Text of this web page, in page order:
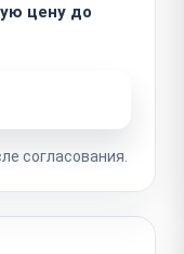
цену до
согласования.